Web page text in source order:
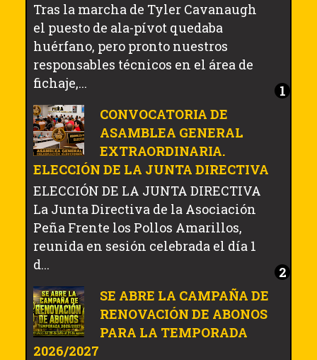
Tras la marcha de Tyler Cavanaugh
el puesto de ala-pívot quedaba
huérfano, pero pronto nuestros
responsables técnicos en el área de
fichaje,...
CONVOCATORIA DE
ASAMBLEA GENERAL
EXTRAORDINARIA.
ELECCIÓN DE LA JUNTA DIRECTIVA
ELECCIÓN DE LA JUNTA DIRECTIVA
La Junta Directiva de la Asociación
Peña Frente los Pollos Amarillos,
reunida en sesión celebrada el día 1
d...
SE ABRE LA CAMPAÑA DE
RENOVACIÓN DE ABONOS
PARA LA TEMPORADA
2026/2027